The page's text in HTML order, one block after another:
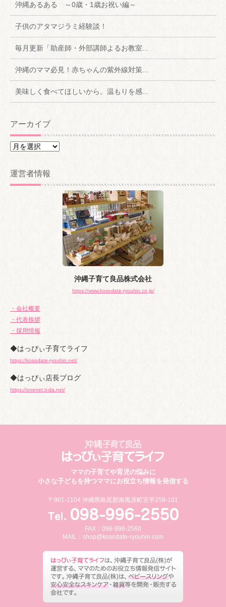
沖縄あるある ～0歳・1歳お祝い編～
子供のアタマジラミ経験談！
毎月更新「助産師・外部講師よるお教室...
沖縄のママ必見！赤ちゃんの紫外線対策...
美味しく食べてほしいから。温もりを感...
アーカイブ
ア
カ
イ
運営者情報
沖縄子育て良品株式会社
https://www.kosodate-ryouhin.co.jp/
・会社概要
・代表挨拶
・採用情報
◆はっぴぃ子育てライフ
https://kosodate-ryouhin.net/
◆はっぴぃ店長ブログ
https://onenet.ti-da.net/
ママの子育てや育児の悩みに
小さな子どもを持つママにお役立ち情報を発信する
〒901-1104 沖縄県島尻郡南風原町宮平259-101
FAX：098-996-2560
MAIL： shop@kosodate-ryouhin.com